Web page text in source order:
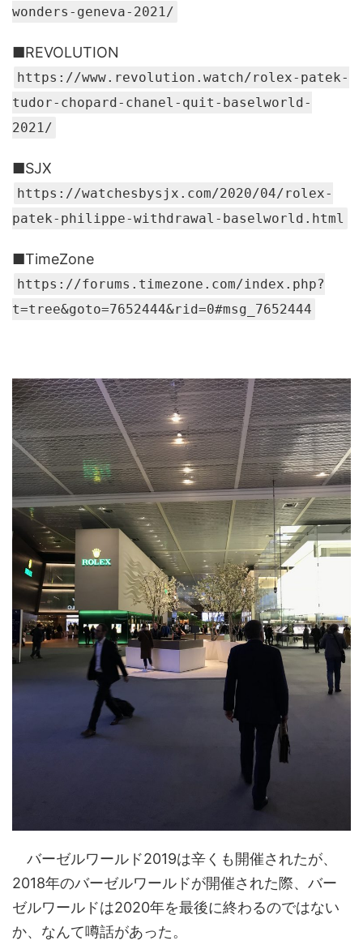
wonders-geneva-2021/
■REVOLUTION
https://www.revolution.watch/rolex-patek-
tudor-chopard-chanel-quit-baselworld-
2021/
■SJX
https://watchesbysjx.com/2020/04/rolex-
patek-philippe-withdrawal-baselworld.html
■TimeZone
https://forums.timezone.com/index.php?
t=tree&goto=7652444&rid=0#msg_7652444
バーゼルワールド2019は辛くも開催されたが、
2018年のバーゼルワールドが開催された際、バー
ゼルワールドは2020年を最後に終わるのではない
か、なんて噂話があった。